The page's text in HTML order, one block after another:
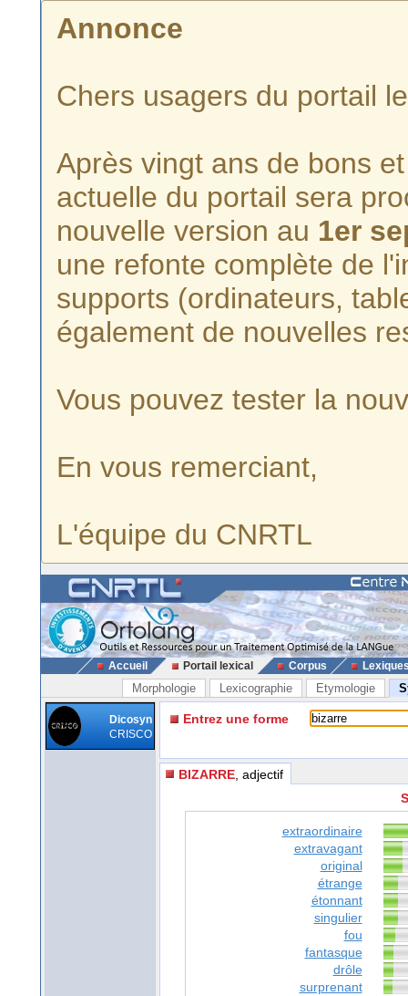
Annonce
Chers usagers du portail
Après vingt ans de bons
actuelle du portail sera
nouvelle version au 1er
une refonte complète de
supports (ordinateurs,
également de nouvelles
Vous pouvez tester la
En vous remerciant,
L'équipe du CNRTL
Accueil Portail lexical Corpus
Morphologie Lexicographie Etymologie
Dicosyn
CRISCO
Entrez une forme
BIZARRE , adjectif
extraordinaire
extravagant
original
étrange
étonnant
singulier
fou
fantasque
drôle
surprenant